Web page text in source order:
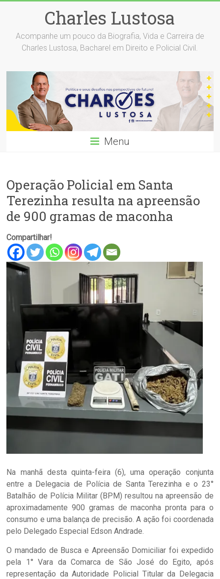
Charles Lustosa
Acompanhe um pouco da Biografia, Vida e Carreira de
Charles Lustosa, Bacharel em Direito e Policial Civil.
Menu
Operação Policial em Santa
Terezinha resulta na apreensão
de 900 gramas de maconha
Compartilhar!
Na manhã desta quinta-feira (6), uma operação conjunta
entre a Delegacia de Polícia de Santa Terezinha e o 23°
Batalhão de Polícia Militar (BPM) resultou na apreensão de
aproximadamente 900 gramas de maconha pronta para o
consumo e uma balança de precisão. A ação foi coordenada
pelo Delegado Especial Edson Andrade.
O mandado de Busca e Apreensão Domiciliar foi expedido
pela 1° Vara da Comarca de São José do Egito, após
representação da Autoridade Policial Titular da Delegacia